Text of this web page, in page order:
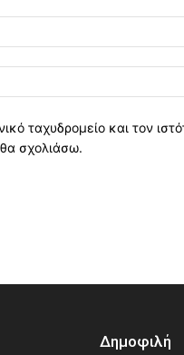
ταχυδρομείο και τον
σχολιάσω.
Δημοφιλή